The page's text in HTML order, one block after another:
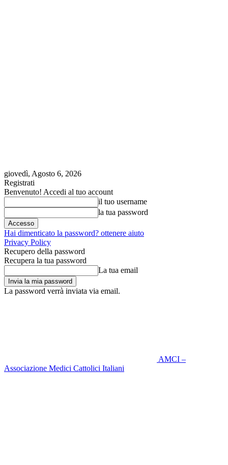
giovedì, Agosto 6, 2026
Registrati
Benvenuto! Accedi al tuo account
il tuo username
la tua password
Hai dimenticato la password? ottenere aiuto
Privacy Policy
Recupero della password
Recupera la tua password
La tua email
La password verrà inviata via email.
AMCI –
Associazione Medici Cattolici Italiani